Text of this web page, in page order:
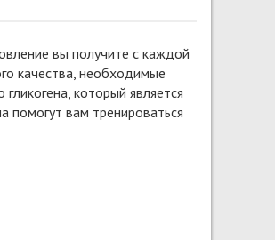
вы получите с каждой
качества, необходимые
который является
помогут вам тренироваться